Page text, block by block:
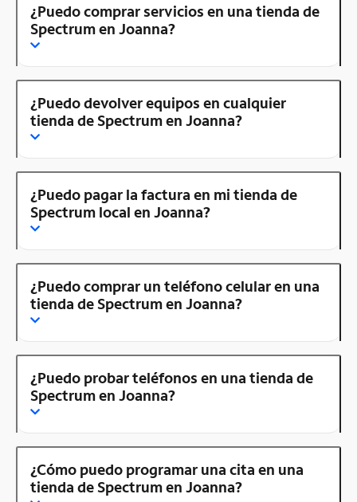
¿Puedo comprar servicios en una tienda de
Spectrum en Joanna?
¿Puedo devolver equipos en cualquier
tienda de Spectrum en Joanna?
¿Puedo pagar la factura en mi tienda de
Spectrum local en Joanna?
¿Puedo comprar un teléfono celular en una
tienda de Spectrum en Joanna?
¿Puedo probar teléfonos en una tienda de
Spectrum en Joanna?
¿Cómo puedo programar una cita en una
tienda de Spectrum en Joanna?